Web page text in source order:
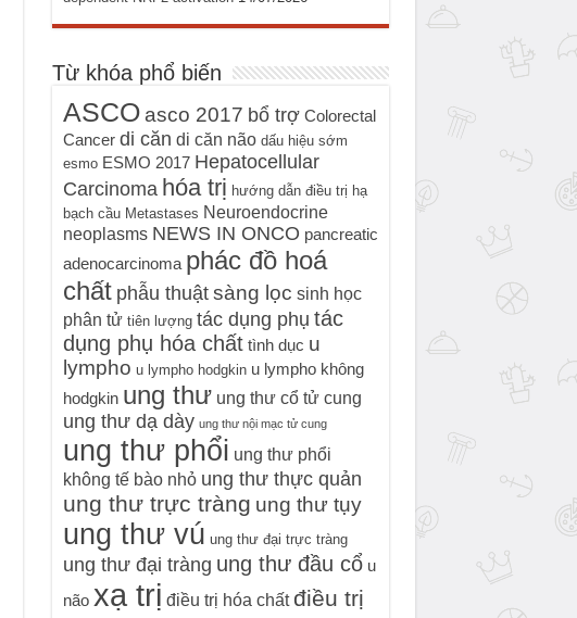
Từ khóa phổ biến
ASCO asco 2017 bổ trợ Colorectal
Cancer di căn di căn não dấu hiệu sớm
esmo ESMO 2017 Hepatocellular
Carcinoma hóa trị hướng dẫn điều trị hạ
bạch cầu Metastases Neuroendocrine
neoplasms NEWS IN ONCO pancreatic
adenocarcinoma phác đồ hoá
chất phẫu thuật sàng lọc sinh học
phân tử tiên lượng tác dụng phụ tác
dụng phụ hóa chất tình dục u
lympho u lympho hodgkin u lympho không
hodgkin ung thư ung thư cổ tử cung
ung thư dạ dày ung thư nội mạc tử cung
ung thư phổi ung thư phổi
không tế bào nhỏ ung thư thực quản
ung thư trực tràng ung thư tụy
ung thư vú ung thư đại trực tràng
ung thư đại tràng ung thư đầu cổ u
não xạ trị điều trị hóa chất điều trị